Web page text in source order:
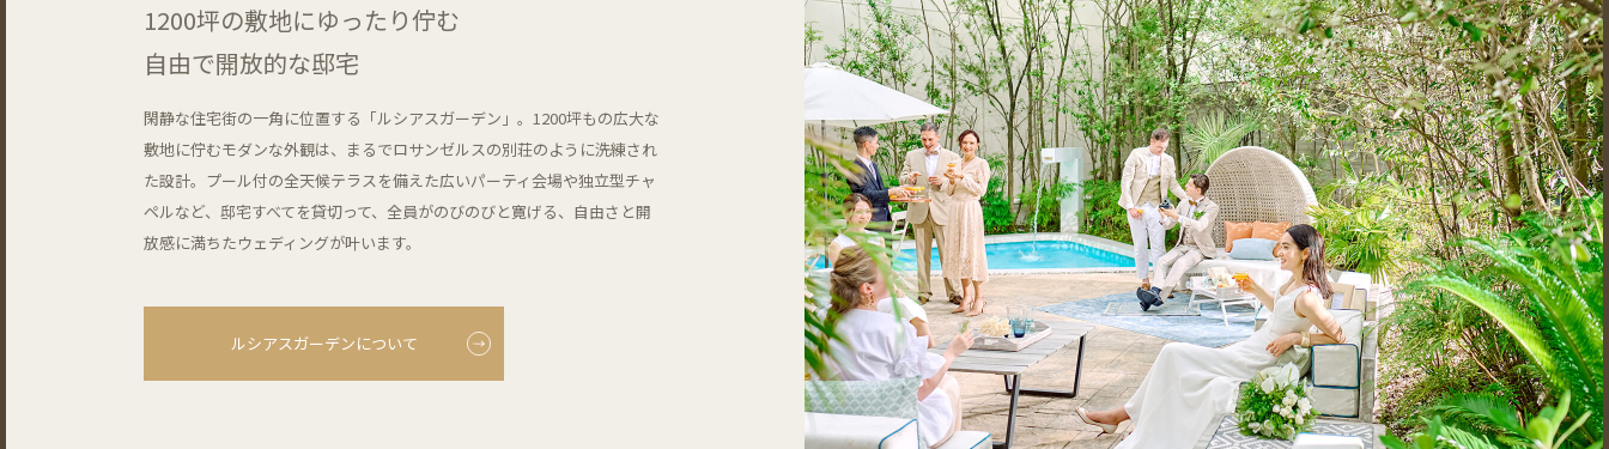
1200坪の敷地にゆったり佇む
自由で開放的な邸宅
閑静な住宅街の一角に位置する「ルシアスガーデン」。1200坪もの広大な
敷地に佇むモダンな外観は、まるでロサンゼルスの別荘のように洗練され
た設計。プール付の全天候テラスを備えた広いパーティ会場や独立型チャ
ペルなど、邸宅すべてを貸切って、全員がのびのびと寛げる、自由さと開
放感に満ちたウェディングが叶います。
ルシアスガーデンについて